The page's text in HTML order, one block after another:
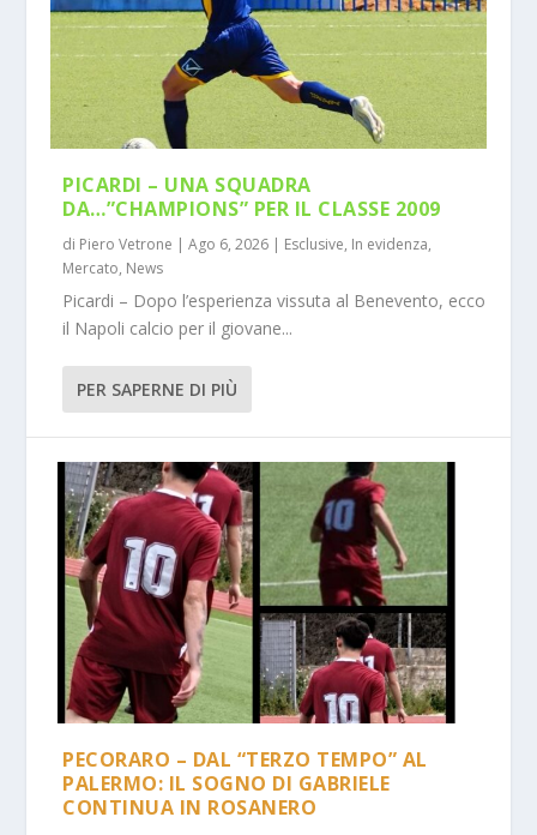
PECORARO – DAL “TERZO TEMPO” AL ...
MISTER MICHELE SACCO (INTERVISTA):”10
ANNI C...
PICARDI – UNA SQUADRA
DA…”CHAMPIONS” PER IL CLASSE 2009
di Piero Vetrone |Ago 6, 2026 | Esclusive, In evidenza,
Mercato, News
Picardi – Dopo l’esperienza vissuta al Benevento, ecco
il Napoli calcio per il giovane...
PER SAPERNE DI PIÙ
PECORARO – DAL “TERZO TEMPO” AL
PALERMO: IL SOGNO DI GABRIELE
CONTINUA IN ROSANERO